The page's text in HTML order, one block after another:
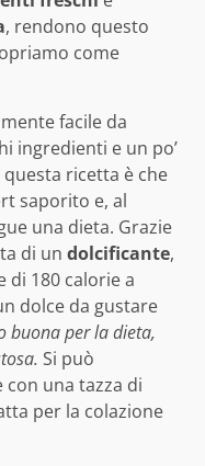
, rendono questo
come
facile da
ingredienti e un po’
ricetta è che
saporito e, al
una dieta. Grazie
di un dolcificante,
di 180 calorie a
dolce da gustare
buona per la dieta,
Si può
una tazza di
per la colazione